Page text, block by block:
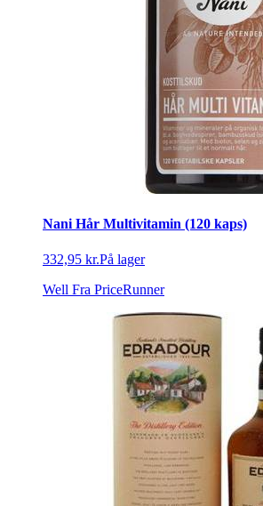
Nani Hår Multivitamin (120 kaps)
332,95 kr.På lager
Well Fra PriceRunner